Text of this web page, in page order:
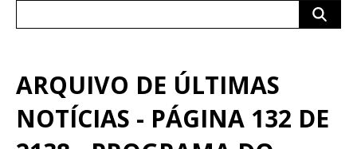
ARQUIVO DE ÚLTIMAS
NOTÍCIAS - PÁGINA 132 DE